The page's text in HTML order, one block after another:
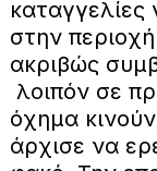
στην
ακριβώς
λοιπόν σε
όχημα
άρχισε να